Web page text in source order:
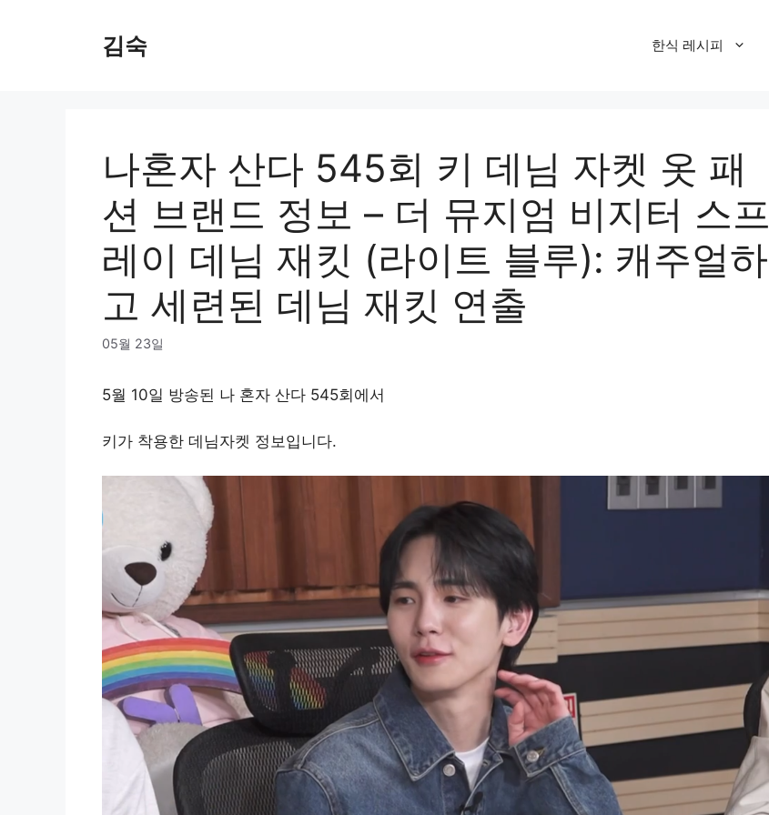
김숙 한식 레시피
나혼자 산다 545회 키 데님 자켓 옷 패
션 브랜드 정보 – 더 뮤지엄 비지터 스프
레이 데님 재킷 (라이트 블루): 캐주얼하
고 세련된 데님 재킷 연출
05월 23일
5월 10일 방송된 나 혼자 산다 545회에서
키가 착용한 데님자켓 정보입니다.